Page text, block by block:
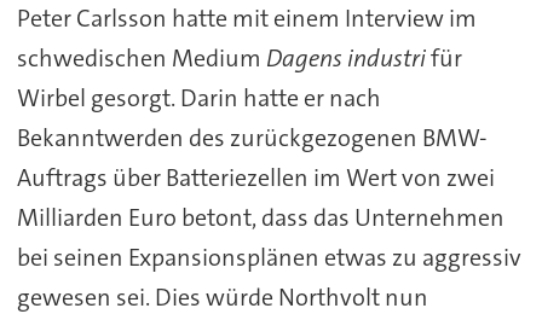
Peter Carlsson hatte mit einem Interview im
schwedischen Medium Dagens industrifür
Wirbel gesorgt. Darin hatte er nach
Bekanntwerden des zurückgezogenen BMW-
Auftrags über Batteriezellen im Wert von zwei
Milliarden Euro betont, dass das Unternehmen
bei seinen Expansionsplänen etwas zu aggressiv
gewesen sei. Dies würde Northvolt nun